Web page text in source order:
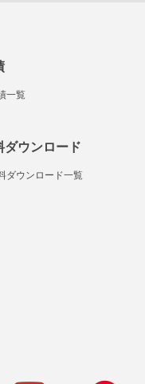
一覧
ダウンロード
ダウンロード一覧